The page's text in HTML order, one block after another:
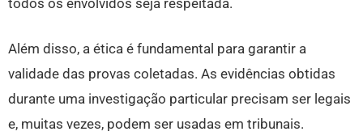
todos os envolvidos seja respeitada.
Além disso, a ética é fundamental para garantir a
validade das provas coletadas. As evidências obtidas
durante uma investigação particular precisam ser legais
e, muitas vezes, podem ser usadas em tribunais.